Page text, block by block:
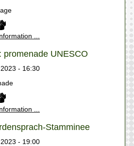
...
promenade UNESCO
- 16:30
...
Stamminee
- 19:00